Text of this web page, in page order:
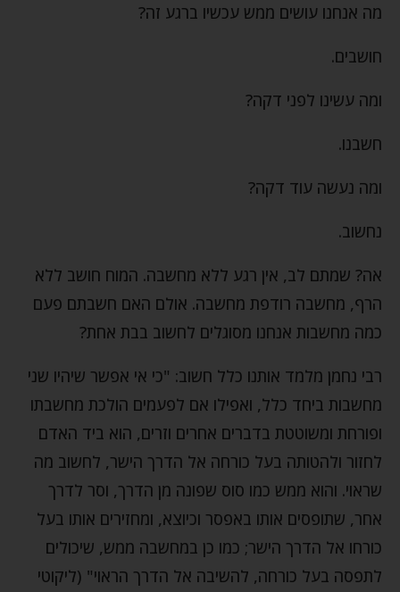
מה אנחנו עושים ממש עכשיו ברגע זה?
חושבים.
ומה עשינו לפני דקה?
חשבנו.
ומה נעשה עוד דקה?
נחשוב.
אה? שמתם לב, אין רגע ללא מחשבה. המוח חושב ללא
הרף, מחשבה רודפת מחשבה. אולם האם חשבתם פעם
כמה מחשבות אנחנו מסוגלים לחשוב בבת אחת?
רבי נחמן מלמד אותנו כלל חשוב: "כי אי אפשר שיהיו שני
מחשבות ביחד כלל, ואפילו אם לפעמים הולכת מחשבתו
ופורחת ומשוטטת בדברים אחרים וזרים, הוא ביד האדם
לחזור ולהטותה בעל כורחה אל הדרך הישר, לחשוב מה
שראוי. והוא ממש כמו סוס שפונה מן הדרך, וסר לדרך
אחר, שתופסים אותו באפסר וכיוצא, ומחזירים אותו בעל
כורחו אל הדרך הישר; כמו כן במחשבה ממש, שיכולים
לתפסה בעל כורחה, להשיבה אל הדרך הראוי" (ליקוטי